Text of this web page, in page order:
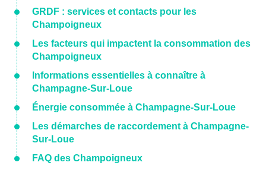
GRDF : services et contacts pour les
Champoigneux
Les facteurs qui impactent la consommation des
Champoigneux
Informations essentielles à connaître à
Champagne-Sur-Loue
Énergie consommée à Champagne-Sur-Loue
Les démarches de raccordement à Champagne-
Sur-Loue
FAQ des Champoigneux